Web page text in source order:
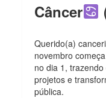
Câncer
Querido(a)
novembro
no dia 1,
projetos e
pública.